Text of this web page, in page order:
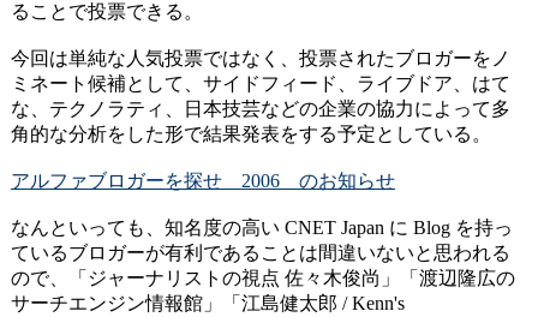
ることで投票できる。
今回は単純な人気投票ではなく、投票されたブロガーをノ
ミネート候補として、サイドフィード、ライブドア、はて
な、テクノラティ、日本技芸などの企業の協力によって多
角的な分析をした形で結果発表をする予定としている。
アルファブロガーを探せ 2006 のお知らせ
なんといっても、知名度の高い CNET Japan に Blog を持っ
ているブロガーが有利であることは間違いないと思われる
ので、「ジャーナリストの視点 佐々木俊尚」「渡辺隆広の
サーチエンジン情報館」「江島健太郎 / Kenn's